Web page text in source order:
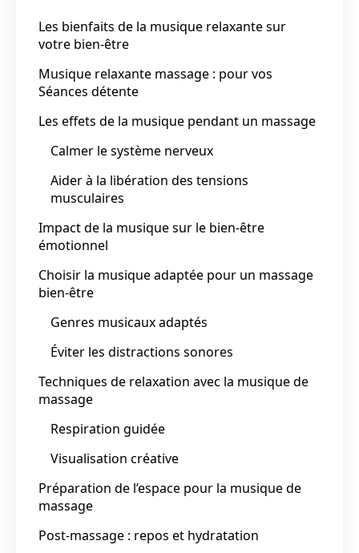
Les bienfaits de la musique relaxante sur
votre bien-être
Musique relaxante massage : pour vos
Séances détente
Les effets de la musique pendant un massage
Calmer le système nerveux
Aider à la libération des tensions
musculaires
Impact de la musique sur le bien-être
émotionnel
Choisir la musique adaptée pour un massage
bien-être
Genres musicaux adaptés
Éviter les distractions sonores
Techniques de relaxation avec la musique de
massage
Respiration guidée
Visualisation créative
Préparation de l’espace pour la musique de
massage
Post-massage : repos et hydratation